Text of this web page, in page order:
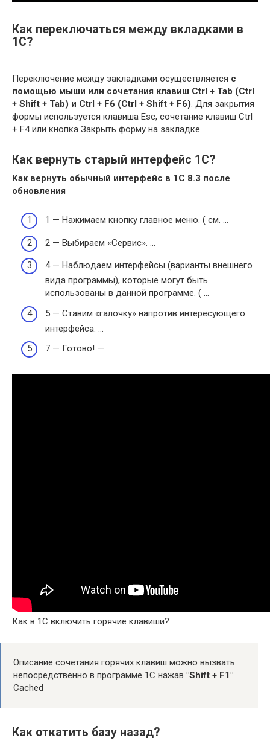
Как переключаться между вкладками в
1С?
Переключение между закладками осуществляется с
помощью мыши или сочетания клавиш Ctrl + Tab (Ctrl
+ Shift + Tab) и Ctrl + F6 (Ctrl + Shift + F6). Для закрытия
формы используется клавиша Esc, сочетание клавиш Ctrl
+ F4 или кнопка Закрыть форму на закладке.
Как вернуть старый интерфейс 1С?
Как вернуть обычный интерфейс в 1С 8.3 после
обновления
1 — Нажимаем кнопку главное меню. ( см. …
2 — Выбираем «Сервис». …
4 — Наблюдаем интерфейсы (варианты внешнего
вида программы), которые могут быть
использованы в данной программе. ( …
5 — Ставим «галочку» напротив интересующего
интерфейса. …
7 — Готово! —
Как в 1С включить горячие клавиши?
Описание сочетания горячих клавиш можно вызвать
непосредственно в программе 1С нажав "Shift + F1".
Cached
Как откатить базу назад?